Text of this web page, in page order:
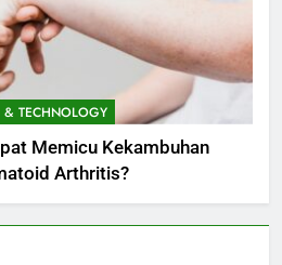
& TECHNOLOGY
Memicu Kekambuhan
Arthritis?